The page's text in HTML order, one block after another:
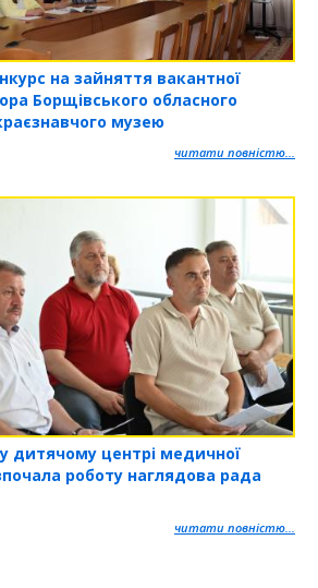
на зайняття вакантної
Борщівського обласного
музею
читати повністю...
дитячому центрі медичної
роботу наглядова рада
читати повністю...